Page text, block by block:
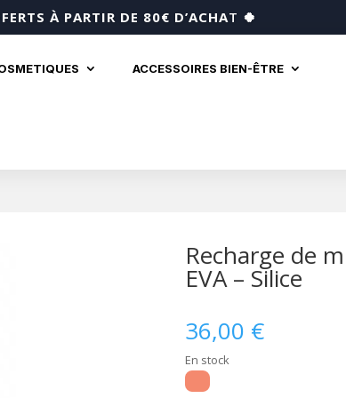
À PARTIR DE 80€ D’ACHAT 🍀
ACCESSOIRES BIEN-ÊTRE
Recharge de
EVA – Silice
36,00 €
En stock